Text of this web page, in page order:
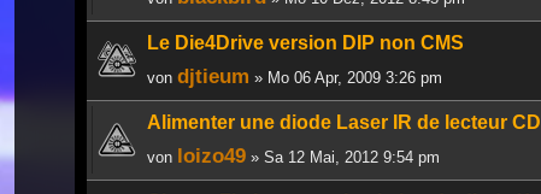
Le Die4Drive version DIP non CMS
von djtieum » Mo 06 Apr, 2009 3:26 pm
Alimenter une diode Laser IR de lecteur CD
von loizo49 » Sa 12 Mai, 2012 9:54 pm